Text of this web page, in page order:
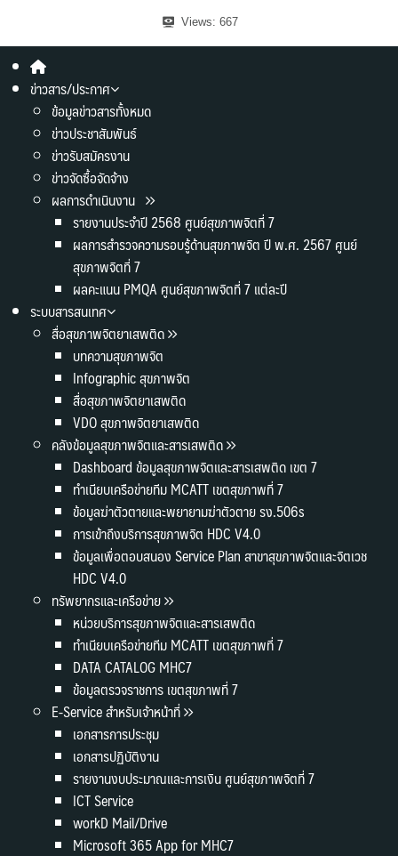
Views: 667
ข่าวสาร/ประกาศ
ข้อมูลข่าวสารทั้งหมด
ข่าวประชาสัมพันธ์
ข่าวรับสมัครงาน
ข่าวจัดซื้อจัดจ้าง
ผลการดำเนินงาน
รายงานประจำปี 2568 ศูนย์สุขภาพจิตที่ 7
ผลการสำรวจความรอบรู้ด้านสุขภาพจิต ปี พ.ศ. 2567 ศูนย์
สุขภาพจิตที่ 7
ผลคะแนน PMQA ศูนย์สุขภาพจิตที่ 7 แต่ละปี
ระบบสารสนเทศ
สื่อสุขภาพจิตยาเสพติด
บทความสุขภาพจิต
Infographic สุขภาพจิต
สื่อสุขภาพจิตยาเสพติด
VDO สุขภาพจิตยาเสพติด
คลังข้อมูลสุขภาพจิตและสารเสพติด
Dashboard ข้อมูลสุขภาพจิตและสารเสพติด เขต 7
ทำเนียบเครือข่ายทีม MCATT เขตสุขภาพที่ 7
ข้อมูลฆ่าตัวตายและพยายามฆ่าตัวตาย รง.506s
การเข้าถึงบริการสุขภาพจิต HDC V4.0
ข้อมูลเพื่อตอบสนอง Service Plan สาขาสุขภาพจิตและจิตเวช
HDC V4.0
ทรัพยากรและเครือข่าย
หน่วยบริการสุขภาพจิตและสารเสพติด
ทำเนียบเครือข่ายทีม MCATT เขตสุขภาพที่ 7
DATA CATALOG MHC7
ข้อมูลตรวจราชการ เขตสุขภาพที่ 7
E-Service สำหรับเจ้าหน้าที่
เอกสารการประชุม
เอกสารปฏิบัติงาน
รายงานงบประมาณและการเงิน ศูนย์สุขภาพจิตที่ 7
ICT Service
workD Mail/Drive
Microsoft 365 App for MHC7